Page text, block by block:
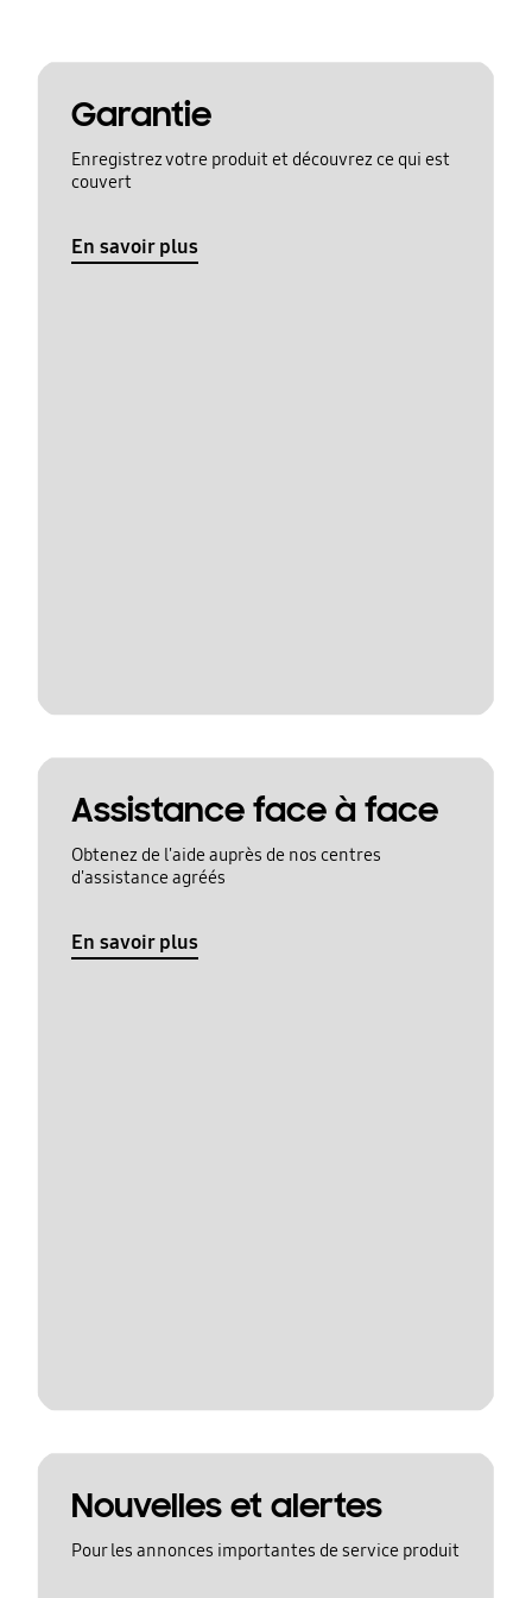
Garantie
Enregistrez votre produit et découvrez ce qui est
couvert
En savoir plus
Assistance face à face
Obtenez de l'aide auprès de nos centres
d'assistance agréés
En savoir plus
Nouvelles et alertes
Pour les annonces importantes de service produit